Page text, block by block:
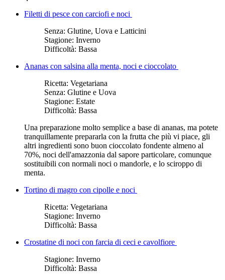
Filetti di pesce con carciofi e noci
Senza: Glutine, Uova e Latticini
Stagione: Inverno
Difficoltà: Bassa
Ananas con salsina alla menta, noci e cioccolato
Ricetta: Vegetariana
Senza: Glutine e Uova
Stagione: Estate
Difficoltà: Bassa
Una preparazione molto semplice a base di ananas, ma potete
tranquillamente prepararla con la frutta che più vi piace, gli
altri ingredienti sono buon cioccolato fondente almeno al
70%, noci dell'amazzonia dal sapore particolare, comunque
sostituibili con normali noci o mandorle, e lo sciroppo di
menta.
Tortino di magro con cipolle e noci
Ricetta: Vegetariana
Stagione: Inverno
Difficoltà: Bassa
Crostatine di noci con farcia di ceci e cavolfiore
Stagione: Inverno
Difficoltà: Bassa